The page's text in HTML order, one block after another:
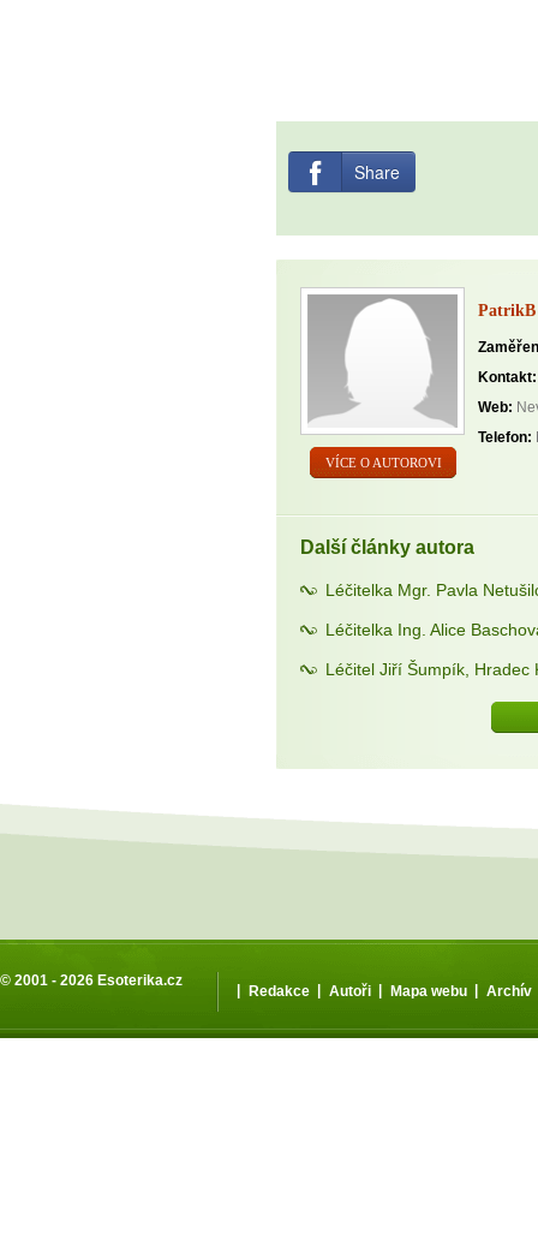
Share
VÍCE O AUTOROVI
PatrikB
Kontakt:
Web:
Telefon:
Další články autora
Léčitelka Mgr. Pavla
Léčitelka Ing. Alice
Léčitel Jiří Šumpík, Hradec
© 2001 - 2026 Esoterika.cz
| Redakce | Autoři | Mapa webu | Archív